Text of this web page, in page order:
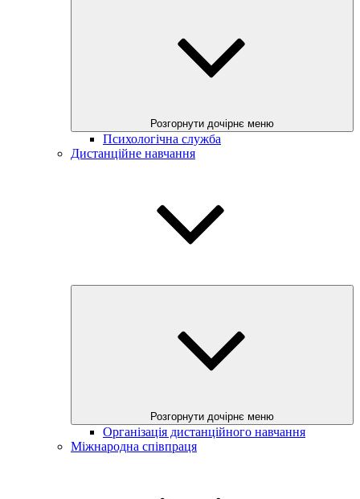
Розгорнути дочірнє меню
Психологічна служба
Дистанційне навчання
Розгорнути дочірнє меню
Організація дистанційного навчання
Міжнародна співпраця